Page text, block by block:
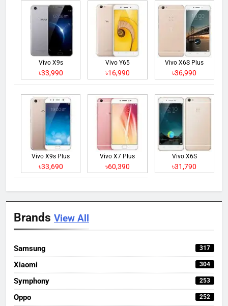
Vivo X9s
৳33,990
Vivo Y65
৳16,990
Vivo X6S Plus
৳36,990
Vivo X9s Plus
৳33,690
Vivo X7 Plus
৳60,390
Vivo X6S
৳31,790
Brands View All
Samsung 317
Xiaomi 304
Symphony 253
Oppo 252